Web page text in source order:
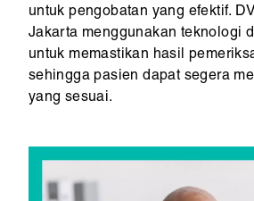
untuk pengobatan yang efektif.
Jakarta menggunakan teknologi
untuk memastikan hasil
sehingga pasien dapat segera
yang sesuai.